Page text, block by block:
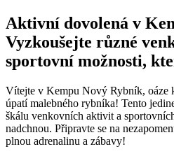
Aktivní dovolená v
Vyzkoušejte různé
sportovní možnosti,
Vítejte v Kempu Nový Rybník, oáze
úpatí malebného rybníka! Tento
škálu venkovních aktivit a
nadchnou. Připravte se na
plnou adrenalinu a zábavy!